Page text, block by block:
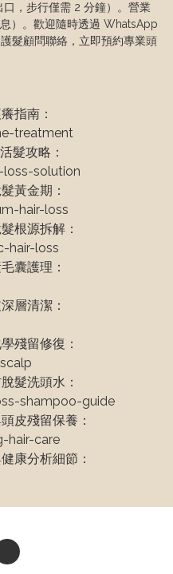
，步行僅需 2 分鐘）。營業
）。歡迎隨時透過 WhatsApp
髮顧問聯絡，立即預約專業頭
指南：
treatment
髮攻略：
solution
黃金期：
hair-loss
根源拆解：
hair-loss
囊護理：
層清潔：
殘留修復：
髮洗頭水：
shampoo-guide
皮殘留保養：
hair-care
康分析細節：